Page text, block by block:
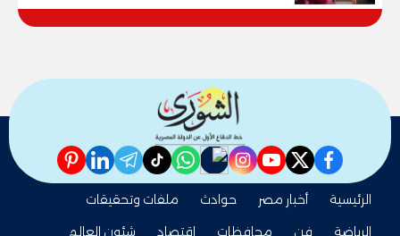
facebook
twitter
youtube
instagram
nabd
whatsapp
tiktok
telegram
linkedin
pinterest
الرئيسية أخبار مصر حوادث
ملفات وتحقيقات
الرياضة
فن محافظات اقتصاد شئون العالم